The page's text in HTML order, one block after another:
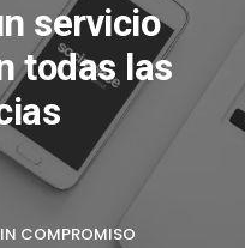
servicio
todas las
COMPROMISO